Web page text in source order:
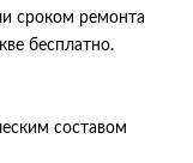
сроком ремонта
бесплатно.
составом